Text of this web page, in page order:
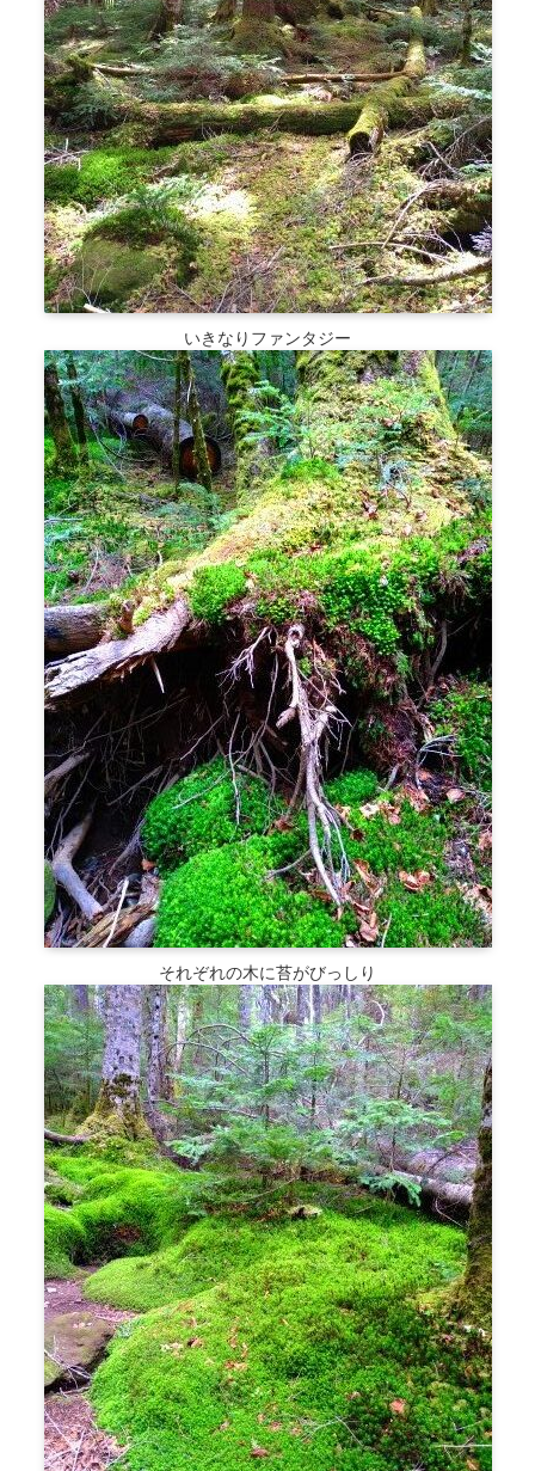
いきなりファンタジー
それぞれの木に苔がびっしり